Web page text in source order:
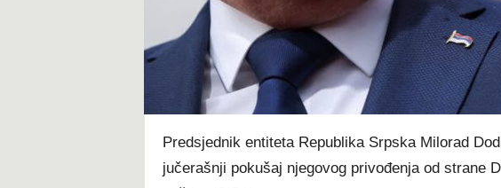
Predsjednik entiteta Republika Srpska Milorad
jučerašnji pokušaj njegovog privođenja od strane